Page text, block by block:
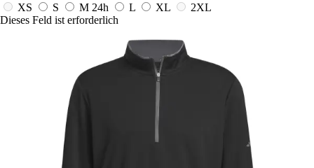
XS
S M 24h L XL
2XL
Dieses Feld ist erforderlich